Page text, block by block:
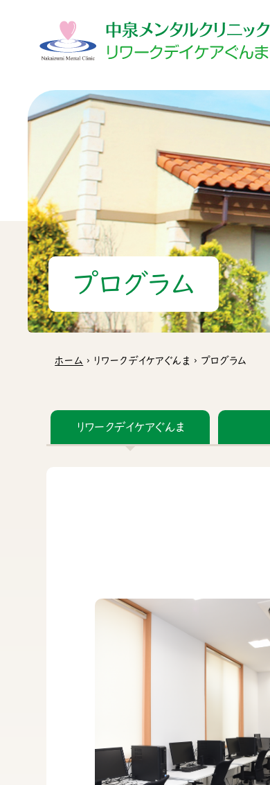
プログラム
ホーム chevron_right リワークデイケアぐんま chevron_right プログラム
リワークデイケアぐんま